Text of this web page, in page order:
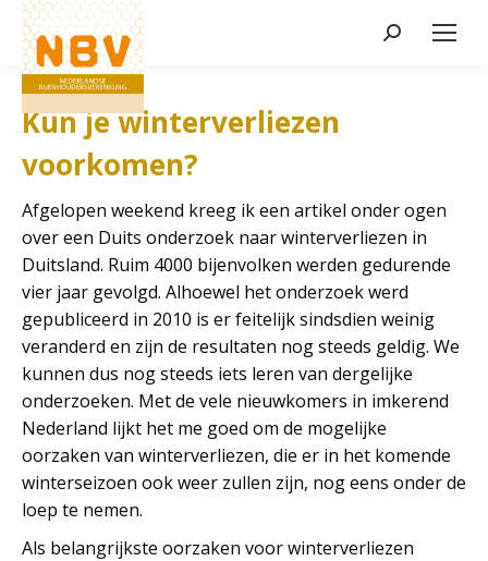
Zoeken:
Kun je winterverliezen
voorkomen?
Afgelopen weekend kreeg ik een artikel onder ogen
over een Duits onderzoek naar winterverliezen in
Duitsland. Ruim 4000 bijenvolken werden gedurende
vier jaar gevolgd. Alhoewel het onderzoek werd
gepubliceerd in 2010 is er feitelijk sindsdien weinig
veranderd en zijn de resultaten nog steeds geldig. We
kunnen dus nog steeds iets leren van dergelijke
onderzoeken. Met de vele nieuwkomers in imkerend
Nederland lijkt het me goed om de mogelijke
oorzaken van winterverliezen, die er in het komende
winterseizoen ook weer zullen zijn, nog eens onder de
loep te nemen.
Als belangrijkste oorzaken voor winterverliezen